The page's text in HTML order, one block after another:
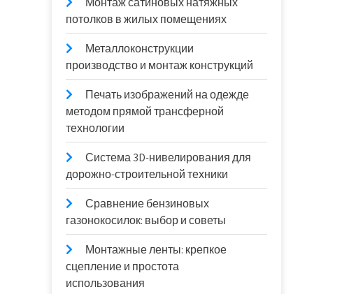
потолков в жилых помещениях
Металлоконструкции
производство и монтаж конструкций
Печать изображений на одежде
методом прямой трансферной
технологии
Система 3D-нивелирования для
дорожно-строительной техники
Сравнение бензиновых
газонокосилок: выбор и советы
Монтажные ленты: крепкое
сцепление и простота
использования